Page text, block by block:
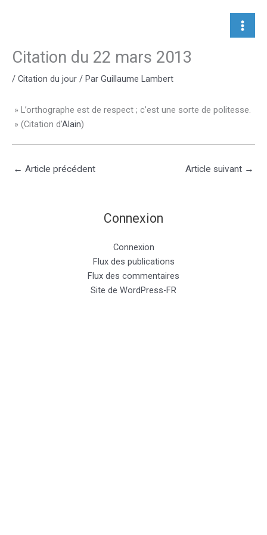
Citation du 22 mars 2013
/ Citation du jour / Par Guillaume Lambert
» L’orthographe est de respect ; c’est une sorte de politesse.
» (Citation d’Alain)
← Article précédent Article suivant →
Connexion
Connexion
Flux des publications
Flux des commentaires
Site de WordPress-FR